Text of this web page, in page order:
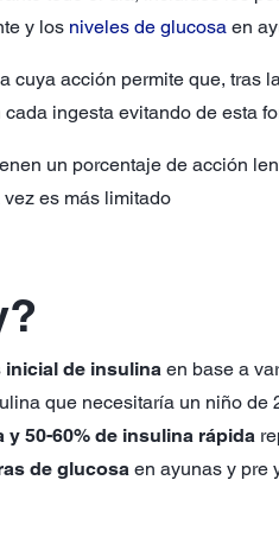
y los niveles de glucosa en
cuya acción permite que, tras
cada ingesta evitando de esta
un porcentaje de acción
es más limitado
inicial de insulina en base a
que necesitaría un niño
50-60% de insulina rápida
de glucosa en ayunas y pre